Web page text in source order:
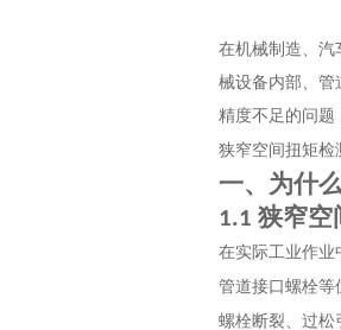
在机械制造、汽
械设备内部、管
精度不足的问题
狭窄空间扭矩检
一、为什
1.1 狭窄空
在实际工业作业
管道接口螺栓等
螺栓断裂、过松